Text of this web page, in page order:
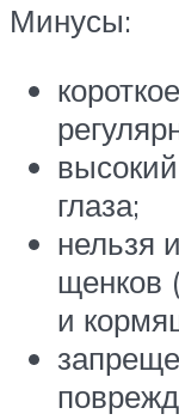
Минусы:
глаза;
нельзя
щенков
и